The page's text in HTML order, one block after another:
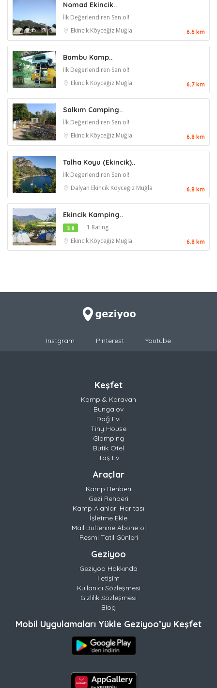
Nomad Ekincik..
İlk Değerlendiren Sen ol!
Ekincik Köyceğiz Muğla 6.6 km
Bambu Kamp..
İlk Değerlendiren Sen ol!
Ekincik Köyceğiz Muğla 6.7 km
Salkım Camping..
İlk Değerlendiren Sen ol!
Ekincik Köyceğiz Muğla 6.8 km
Talha Koyu (Ekincik)..
İlk Değerlendiren Sen ol!
Dalyan Ekincik Köyceğiz Muğla 6.8 km
Ekincik Kamping..
3.8
1 Rating
Ekincik Köyceğiz Muğla 6.8 km
Instgram Pinterest Youtube
Keşfet
Kamp & Karavan
Bungalov
Dağ Evi
Tiny House
Glamping
Butik Otel
Taş Ev
Araçlar
Kamp Rehberi
Gezi Rehberi
Kamp Alanları Haritası
İşletme Ekle
Mail Bültenine Abone ol
Resmi Tatil Günleri
Geziyoo
Geziyoo Hakkında
İletişim
Kullanıcı Sözleşmesi
Gizlilik Sözleşmesi
Blog
Mobil Uygulamaları Yükle Geziyoo’yu Keşfet